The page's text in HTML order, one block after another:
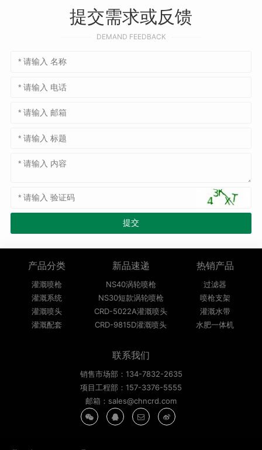
提交需求或反馈
DEMAND FEEDBACK
产品分类
灌溉喷枪
灌溉系统
灌溉喷头
灌溉配套
新品速递
NS40涡轮喷枪
NS30短款涡轮喷枪
CRD-5022A灌溉喷头
CRD-9815D灌溉喷头
热销产品
过滤器
喷枪支架
灌溉水带
水肥一体机
联系我们
销售市场部：134-7832-2635
项目工程部：157-3376-5555
邮箱：sales@chncrd.com